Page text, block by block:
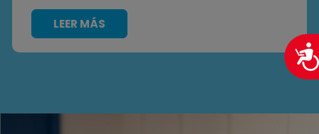
LEER MÁS